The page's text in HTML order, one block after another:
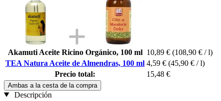
Akamuti Aceite Ricino Orgánico, 100 ml 10,89 € (108,90 € / l)
TEA Natura Aceite de Almendras, 100 ml 4,59 € (45,90 € / l)
Precio total:
15,48 €
Ambas a la cesta de la compra
Descripción